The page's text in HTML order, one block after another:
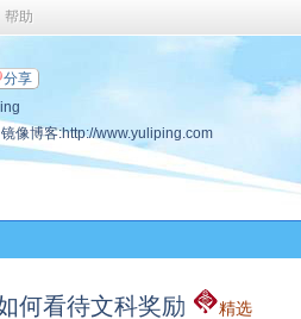
帮助
分享
像博客:http://www.yuliping.com
何看待文科奖励 精选